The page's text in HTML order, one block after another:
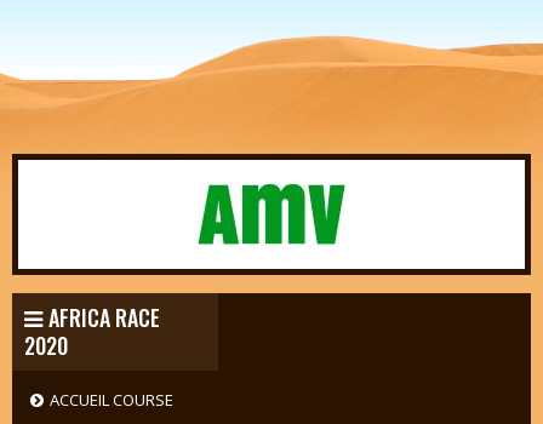
AFRICA RACE
2020
ACCUEIL COURSE